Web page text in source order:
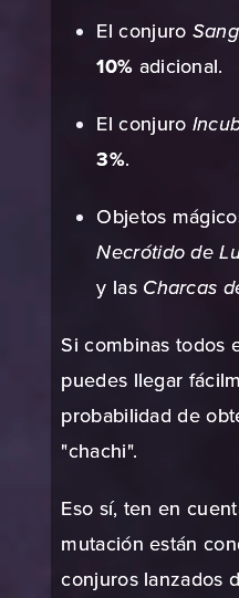
El conjuro
10% adicional.
El conjuro
3%.
Objetos
Necrótido de
y las Charcas
Si combinas todos
puedes llegar
probabilidad de
"chachi".
Eso sí, ten en
mutación están
conjuros lanzados